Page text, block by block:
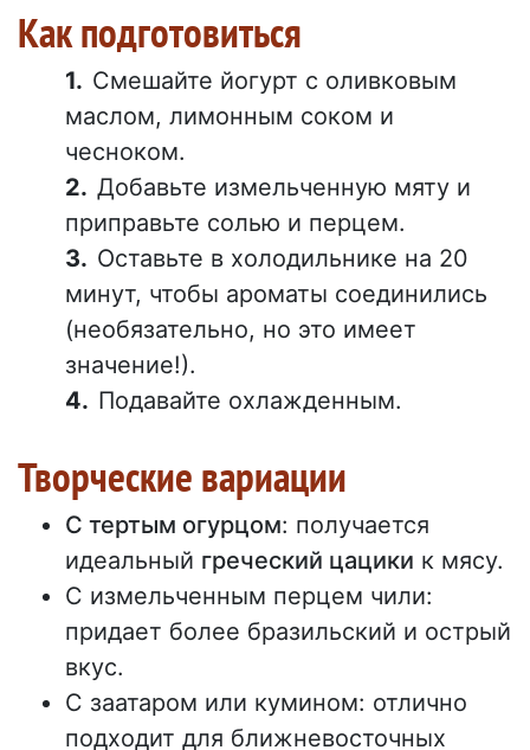
Как подготовиться
Смешайте йогурт с оливковым
маслом, лимонным соком и
чесноком.
Добавьте измельченную мяту и
приправьте солью и перцем.
Оставьте в холодильнике на 20
минут, чтобы ароматы соединились
(необязательно, но это имеет
значение!).
Подавайте охлажденным.
Творческие вариации
С тертым огурцом: получается
идеальный греческий цацики к мясу.
С измельченным перцем чили:
придает более бразильский и острый
вкус.
С заатаром или кумином: отлично
подходит для ближневосточных